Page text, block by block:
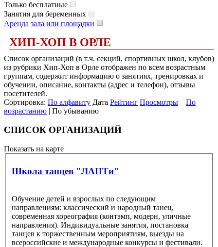
Только бесплатные
Занятия для беременных
Аренда зала или площадки
ХИП-ХОП В ОРЛЕ
Список организаций (в т.ч. секций, спортивных школ, клубов)
из рубрики Хип-Хоп в Орле отображен по всем возрастным
группам, содержит информацию о занятиях, тренировках и
обучении, описание, контакты (адрес и телефон), отзывы
посетителей.
Сортировка: По алфавиту Дата Рейтинг Просмотры
По
возрастанию | По убыванию
СПИСОК ОРГАНИЗАЦИЙ
Показать на карте
Школа танцев "ЛАПТи"
Обучение детей и взрослых по следующим
направлениям: классический и народный танец,
современная хореография (контэмп, модерн, уличные
направления). Индивидуальные занятия, постановка
танцев к торжественным мероприятиям, выезды на
всероссийские и международные конкурсы и фестивали.